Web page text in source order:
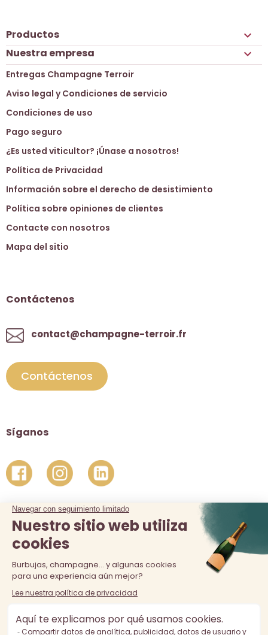
Productos 
Nuestra empresa 
Entregas Champagne Terroir
Aviso legal y Condiciones de servicio
Condiciones de uso
Pago seguro
¿Es usted viticultor? ¡Únase a nosotros!
Política de Privacidad
Información sobre el derecho de desistimiento
Política sobre opiniones de clientes
Contacte con nosotros
Mapa del sitio
Contáctenos
contact@champagne-terroir.fr
Contáctenos
Síganos
La venta de alcohol está prohibida a los menores de 18 años.